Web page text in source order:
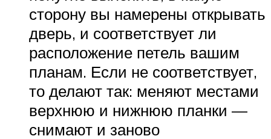
сторону вы намерены открывать
дверь, и соответствует ли
расположение петель вашим
планам. Если не соответствует,
то делают так: меняют местами
верхнюю и нижнюю планки —
снимают и заново